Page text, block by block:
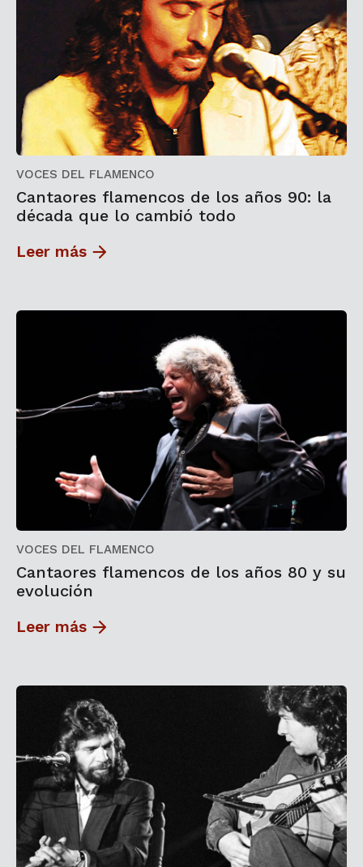
VOCES DEL FLAMENCO
Cantaores flamencos de los años 90: la
década que lo cambió todo
Leer más
VOCES DEL FLAMENCO
Cantaores flamencos de los años 80 y su
evolución
Leer más